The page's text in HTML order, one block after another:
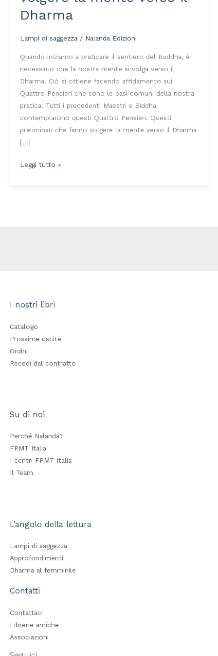
Dharma
Lampi di saggezza / Nalanda Edizioni
Quando iniziamo a praticare il sentiero del Buddha, è
necessario che la nostra mente si volga verso il
Dharma. Ciò si ottiene facendo affidamento sui
Quattro Pensieri che sono le basi comuni della nostra
pratica. Tutti i precedenti Maestri e Siddha
contemplarono questi Quattro Pensieri. Questi
preliminari che fanno volgere la mente verso il Dharma
[…]
volgere
verso
Leggi tutto »
I nostri libri
Catalogo
Prossime uscite
Ordini
Recedi dal contratto
Su di noi
Perché Nalanda?
FPMT Italia
I centri FPMT Italia
Il Team
L’angolo della lettura
Lampi di saggezza
Approfondimenti
Dharma al femminile
Contatti
Contattaci
Librerie amiche
Associazioni